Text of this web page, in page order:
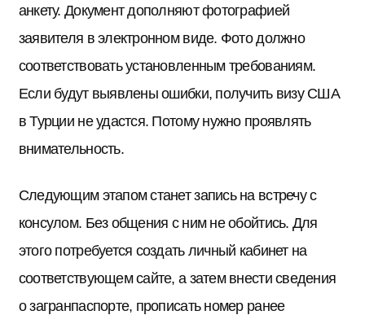
анкету. Документ дополняют фотографией
заявителя в электронном виде. Фото должно
соответствовать установленным требованиям.
Если будут выявлены ошибки, получить визу США
в Турции не удастся. Потому нужно проявлять
внимательность.
Следующим этапом станет запись на встречу с
консулом. Без общения с ним не обойтись. Для
этого потребуется создать личный кабинет на
соответствующем сайте, а затем внести сведения
о загранпаспорте, прописать номер ранее